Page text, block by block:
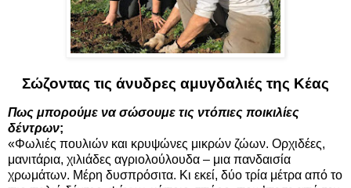
Σώζοντας τις άνυδρες αμυγδαλιές της Κέας
Πως μπορούμε να σώσουμε τις ντόπιες ποικιλίες
δέντρων;
«Φωλιές πουλιών και κρυψώνες μικρών ζώων. Ορχιδέες,
μανιτάρια, χιλιάδες αγριολούλουδα – μια πανδαισία
χρωμάτων. Μέρη δυσπρόσιτα. Κι εκεί, δύο τρία μέτρα από το